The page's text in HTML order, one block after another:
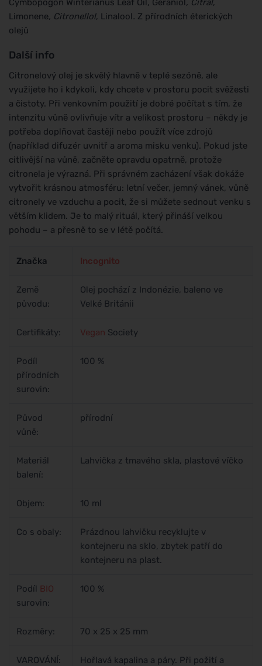
Limonene, Citronellol, Linalool . Z přírodních éterických
olejů
Další info
Citronelový olej je skvělý hlavně v teplé sezóně, ale
využijete ho i kdykoli, kdy chcete v prostoru pocit svěžesti
a čistoty. Při venkovním použití je dobré počítat s tím, že
intenzitu vůně ovlivňuje vítr a velikost prostoru – někdy je
potřeba doplňovat častěji nebo použít více zdrojů
(například difuzér uvnitř a aroma misku venku). Pokud jste
citlivější na vůně, začněte opravdu opatrně, protože
citronela je výrazná. Při správném zacházení však dokáže
vytvořit krásnou atmosféru: letní večer, jemný vánek, vůně
citronely ve vzduchu a pocit, že si můžete sednout venku s
větším klidem. Je to malý rituál, který přináší velkou
pohodu – a přesně to se v létě počítá.
Značka Incognito
Země
původu:
Olej pochází z Indonézie, baleno ve
Velké Británii
Certifikáty: Vegan Society
Podíl
přírodních
surovin:
100 %
Původ
vůně:
přírodní
Materiál
balení:
Lahvička z tmavého skla, plastové víčko
Objem: 10 ml
Co s obaly:
Prázdnou lahvičku recyklujte v
kontejneru na sklo, zbytek patří do
kontejneru na plast.
Podíl BIO
surovin:
100 %
Rozměry: 70 x 25 x 25 mm
VAROVÁNÍ:
Hořlavá kapalina a páry. Při požití a